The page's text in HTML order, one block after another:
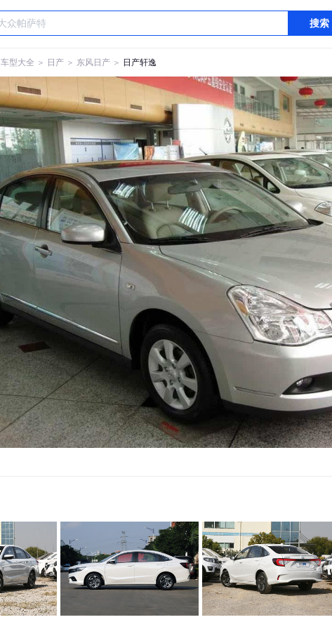
搜索
车型大全 ＞ 日产 ＞ 东风日产 ＞ 日产轩逸